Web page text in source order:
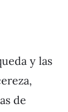
y las
de